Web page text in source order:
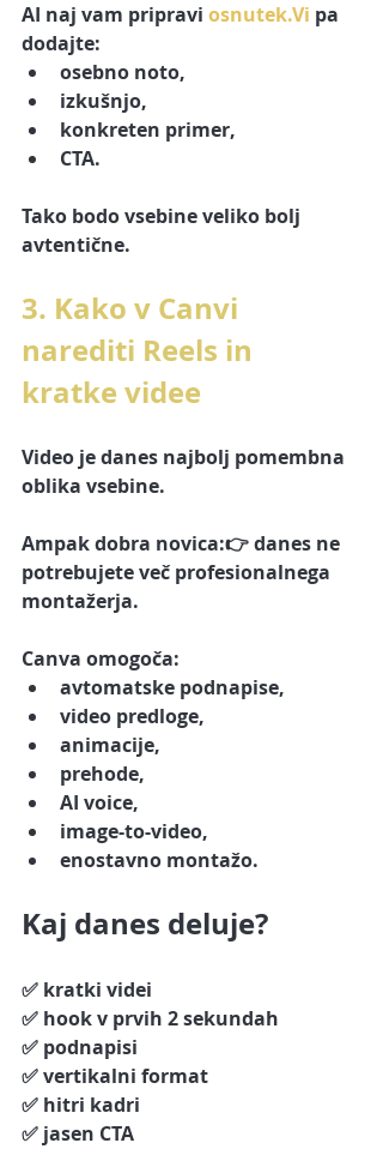
AI naj vam pripravi osnutek.Vi pa
dodajte:
osebno noto,
izkušnjo,
konkreten primer,
CTA.
Tako bodo vsebine veliko bolj
avtentične.
3. Kako v Canvi
narediti Reels in
kratke videe
Video je danes najbolj pomembna
oblika vsebine.
Ampak dobra novica:👉 danes ne
potrebujete več profesionalnega
montažerja.
Canva omogoča:
avtomatske podnapise,
video predloge,
animacije,
prehode,
AI voice,
image-to-video,
enostavno montažo.
Kaj danes deluje?
✅ kratki videi
✅ hook v prvih 2 sekundah
✅ podnapisi
✅ vertikalni format
✅ hitri kadri
✅ jasen CTA